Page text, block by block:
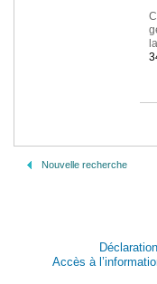
Nouvelle recherche
Accès à